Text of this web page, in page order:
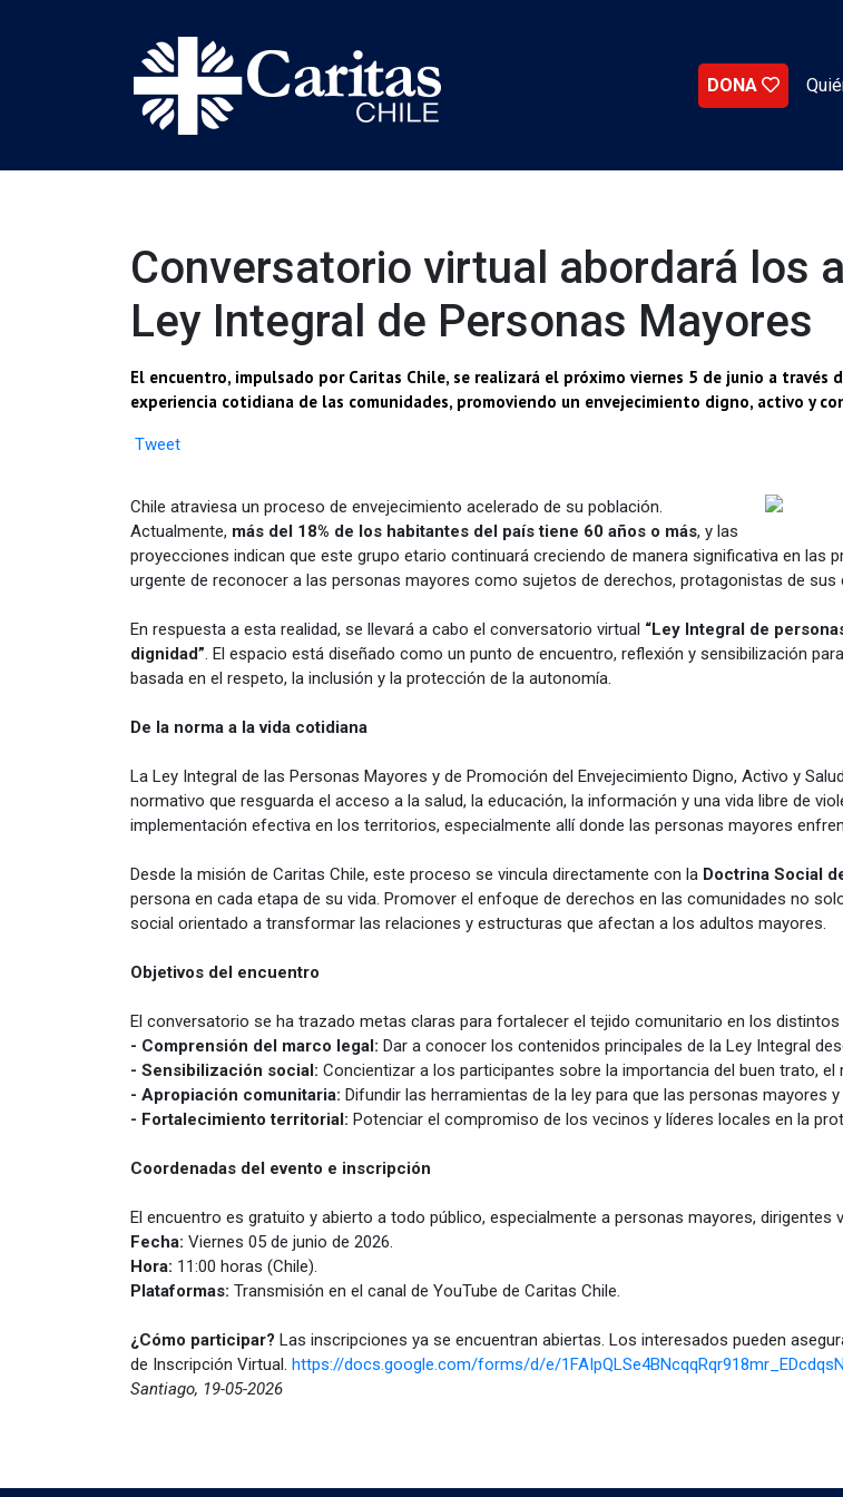
DONA
Conversatorio virtual abordará los
Ley Integral de Personas Mayores
El encuentro, impulsado por Caritas Chile, se realizará el próximo viernes 5 de junio a través
experiencia cotidiana de las comunidades, promoviendo un envejecimiento digno, activo y
Tweet
Chile atraviesa un proceso de envejecimiento acelerado de su población.
Actualmente, más del 18% de los habitantes del país tiene 60 años o más, y las
proyecciones indican que este grupo etario continuará creciendo de manera significativa en las
urgente de reconocer a las personas mayores como sujetos de derechos, protagonistas de
En respuesta a esta realidad, se llevará a cabo el conversatorio virtual “Ley Integral de
dignidad”. El espacio está diseñado como un punto de encuentro, reflexión y sensibilización
basada en el respeto, la inclusión y la protección de la autonomía.
De la norma a la vida cotidiana
La Ley Integral de las Personas Mayores y de Promoción del Envejecimiento Digno, Activo y
normativo que resguarda el acceso a la salud, la educación, la información y una vida libre de
implementación efectiva en los territorios, especialmente allí donde las personas mayores
Desde la misión de Caritas Chile, este proceso se vincula directamente con la Doctrina Social
persona en cada etapa de su vida. Promover el enfoque de derechos en las comunidades no
social orientado a transformar las relaciones y estructuras que afectan a los adultos mayores.
Objetivos del encuentro
El conversatorio se ha trazado metas claras para fortalecer el tejido comunitario en los
- Comprensión del marco legal: Dar a conocer los contenidos principales de la Ley Integral
- Sensibilización social: Concientizar a los participantes sobre la importancia del buen trato,
- Apropiación comunitaria: Difundir las herramientas de la ley para que las personas
- Fortalecimiento territorial: Potenciar el compromiso de los vecinos y líderes locales en la
Coordenadas del evento e inscripción
El encuentro es gratuito y abierto a todo público, especialmente a personas mayores,
Fecha: Viernes 05 de junio de 2026.
Hora: 11:00 horas (Chile).
Plataformas: Transmisión en el canal de YouTube de Caritas Chile.
¿Cómo participar? Las inscripciones ya se encuentran abiertas. Los interesados pueden
de Inscripción Virtual. https://docs.google.com/forms/d/e/
Santiago, 19-05-2026